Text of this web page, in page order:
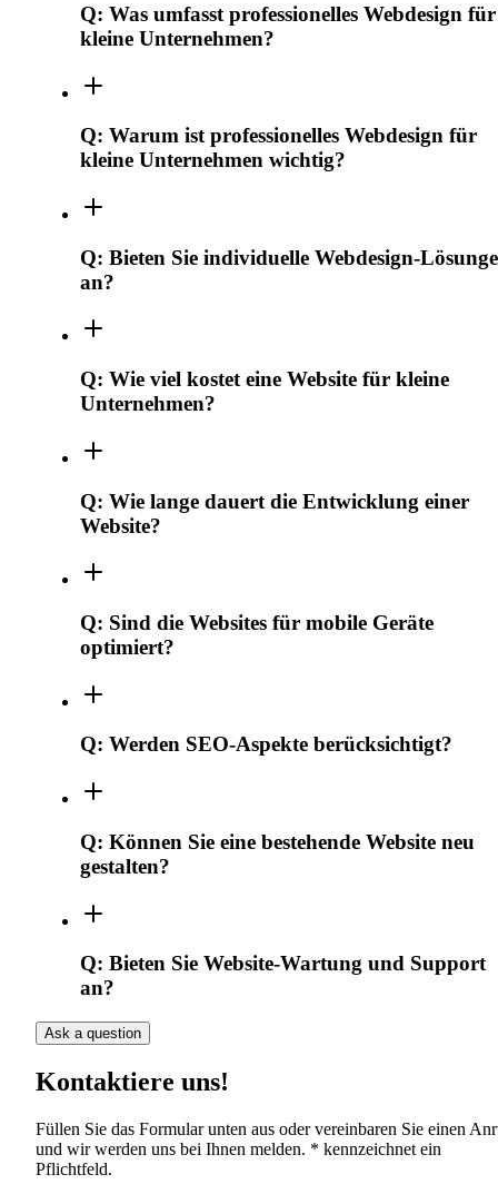
Q: Was umfasst professionelles Webdesign für
kleine Unternehmen?
Q: Warum ist professionelles Webdesign für
kleine Unternehmen wichtig?
Q: Bieten Sie individuelle Webdesign-
an?
Q: Wie viel kostet eine Website für kleine
Unternehmen?
Q: Wie lange dauert die Entwicklung einer
Website?
Q: Sind die Websites für mobile Geräte
optimiert?
Q: Werden SEO-Aspekte berücksichtigt?
Q: Können Sie eine bestehende Website neu
gestalten?
Q: Bieten Sie Website-Wartung und Support
an?
Ask a question
Kontaktiere uns!
Füllen Sie das Formular unten aus oder vereinbaren Sie einen
und wir werden uns bei Ihnen melden. * kennzeichnet ein
Pflichtfeld.